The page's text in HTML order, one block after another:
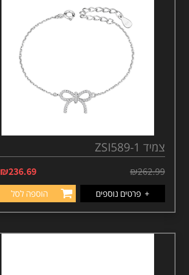
צמיד ZSI589-1
₪262.99
₪236.69
+ פרטים נוספים הוספה לסל